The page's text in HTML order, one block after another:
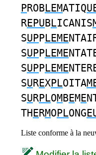
PROBLEMATIQ
REPUBLICANIS
SUPPLEME
SUPPLEME
SUPPLEME
SUREXPLOITA
SURPLOMBEME
THERMOPLONG
Liste conforme à la